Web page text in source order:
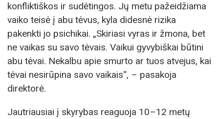
konfliktiškos ir sudėtingos. Jų metu pažeidžiama
vaiko teisė į abu tėvus, kyla didesnė rizika
pakenkti jo psichikai. „Skiriasi vyras ir žmona, bet
ne vaikas su savo tėvais. Vaikui gyvybiškai būtini
abu tėvai. Nekalbu apie smurto ar tuos atvejus, kai
tėvai nesirūpina savo vaikais“, – pasakoja
direktorė.
Jautriausiai į skyrybas reaguoja 10–12 metų